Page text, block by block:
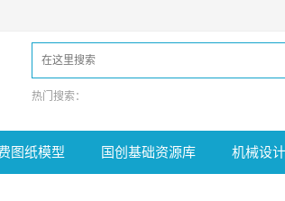
热门搜索：
图纸模型 国创基础资源库 机械设